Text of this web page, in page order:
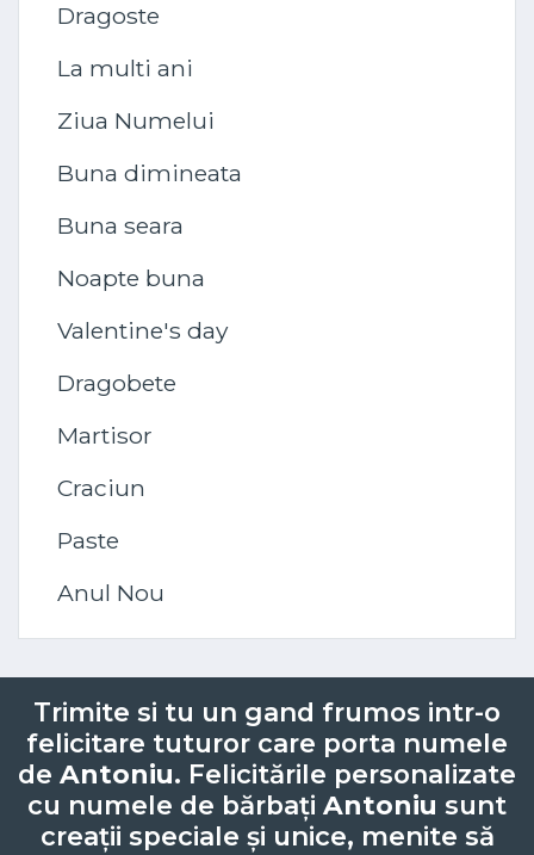
Dragoste
La multi ani
Ziua Numelui
Buna dimineata
Buna seara
Noapte buna
Valentine's day
Dragobete
Martisor
Craciun
Paste
Anul Nou
Trimite si tu un gand frumos intr-o
felicitare tuturor care porta numele
de Antoniu. Felicitările personalizate
cu numele de bărbați Antoniu sunt
creații speciale și unice, menite să